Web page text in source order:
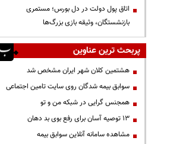
اتاق پول دولت در دل بورس؛ مستمری
بازنشستگان، وثیقه بازی بزرگ‌ها
پربحث ترین عناوین
هشتمین کلان شهر ایران مشخص شد
سوابق بیمه شدگان روی سایت تامین اجتماعی
همجنس گرایی در شبکه من و تو
13 توصیه آسان برای رفع بوی بد دهان
مشاهده سامانه آنلاين سوابق بیمه